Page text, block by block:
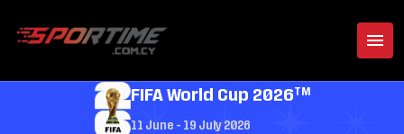
FIFA World Cup 2026TM
11 June - 19 July 2026